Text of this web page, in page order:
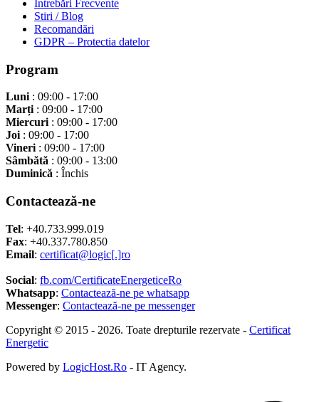
Întrebări Frecvente
Stiri / Blog
Recomandări
GDPR – Protectia datelor
Program
Luni : 09:00 - 17:00
Marți : 09:00 - 17:00
Miercuri : 09:00 - 17:00
Joi : 09:00 - 17:00
Vineri : 09:00 - 17:00
Sâmbătă : 09:00 - 13:00
Duminică : Închis
Contactează-ne
Tel: +40.733.999.019
Fax: +40.337.780.850
Email: certificat@logic[.]ro
Social: fb.com/CertificateEnergeticeRo
Whatsapp: Contactează-ne pe whatsapp
Messenger: Contactează-ne pe messenger
Copyright © 2015 - 2026. Toate drepturile rezervate - Certificat
Energetic
Powered by LogicHost.Ro - IT Agency.